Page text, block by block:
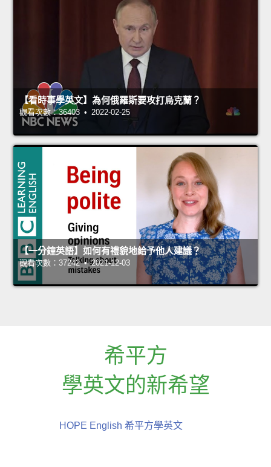
【看時事學英文】為何俄羅斯要攻打烏克蘭？
觀看次數：36403 • 2022-02-25
【一分鐘英語】如何有禮貌地給予他人建議？
觀看次數：37242 • 2021-12-03
希平方
學英文的新希望
HOPE English 希平方學英文